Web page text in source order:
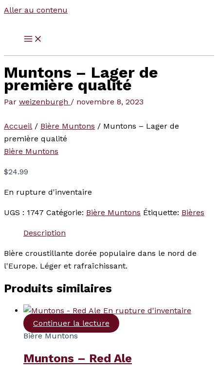
Aller au contenu
Muntons – Lager de
première qualité
Par weizenburgh / novembre 8, 2023
Accueil / Bière Muntons / Muntons – Lager de
première qualité
Bière Muntons
$24.99
En rupture d'inventaire
UGS : 1747 Catégorie: Bière Muntons Étiquette: Bières
Description
Bière croustillante dorée populaire dans le nord de
l'Europe. Léger et rafraîchissant.
Produits similaires
En rupture d'inventaire
Continuer la lecture
Bière Muntons
Muntons – Red Ale